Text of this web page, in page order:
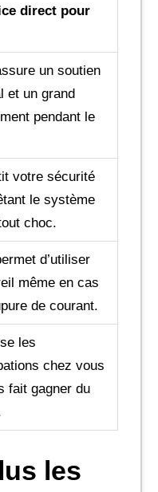
direct pour
un soutien
et un grand
pendant le
votre sécurité
le système
choc.
d’utiliser
même en cas
de courant.
les
chez vous
fait gagner du
les